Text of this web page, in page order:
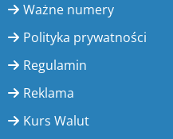
Ważne numery
Polityka prywatności
Regulamin
Reklama
Kurs Walut